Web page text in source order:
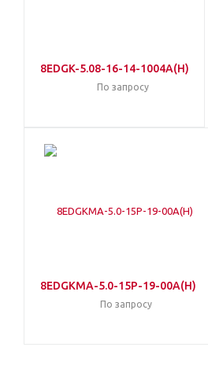
8EDGK-5.08-16-14-1004A(H)
По запросу
8EDGKMA-5.0-15P-19-00A(H)
По запросу